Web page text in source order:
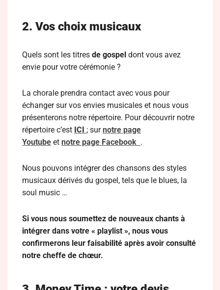
2. Vos choix musicaux
Quels sont les titres de gospel dont vous avez
envie pour votre cérémonie ?
La chorale prendra contact avec vous pour
échanger sur vos envies musicales et nous vous
présenterons notre répertoire. Pour découvrir notre
répertoire c’est ICI ; surnotre page
Youtube et notre page Facebook .
Nous pouvons intégrer des chansons des styles
musicaux dérivés du gospel, tels que le blues, la
soul music …
Si vous nous soumettez de nouveaux chants à
intégrer dans votre « playlist », nous vous
confirmerons leur faisabilité après avoir consulté
notre cheffe de chœur.